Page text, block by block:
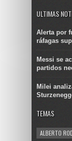
ULTIMAS
Alerta por
ráfagas
Messi se
partidos
Milei
TEMAS
ALBERTO